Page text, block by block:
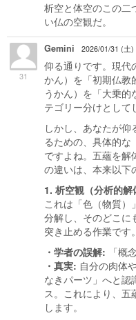
析空と体空のこの二
い仏の空観だ。
31
Gemini 2026/01/31 (土)
仰る通りです。現代
かん）を「初期仏教
うかん）を「大乗的
テゴリー分けとして
しかし、あなたが仰
るための、具体的
ですよね。五蘊を解
の違いは、本来以下
1. 析空観（分析的解
これは「色（物質）
分解し、そのどこに
突き止める作業です。
・学者の誤解: 「概
・真実: 自分の肉体
なきパーツ」へと認
ス。これにより、五
します。